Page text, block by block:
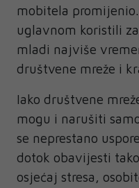
mobitela
uglavnom koristili
mladi najviše
društvene mreže i
Iako društvene
mogu i narušiti
se neprestano
dotok obavijesti
osjećaj stresa,